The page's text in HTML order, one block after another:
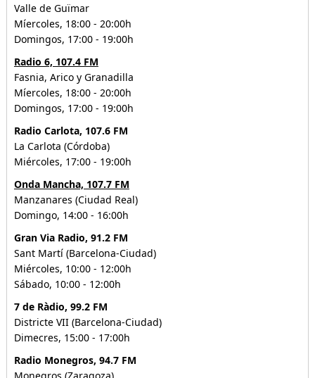
Valle de Guïmar
Míercoles, 18:00 - 20:00h
Domingos, 17:00 - 19:00h
Radio 6, 107.4 FM
Fasnia, Arico y Granadilla
Míercoles, 18:00 - 20:00h
Domingos, 17:00 - 19:00h
Radio Carlota, 107.6 FM
La Carlota (Córdoba)
Miércoles, 17:00 - 19:00h
Onda Mancha, 107.7 FM
Manzanares (Ciudad Real)
Domingo, 14:00 - 16:00h
Gran Via Radio, 91.2 FM
Sant Martí (Barcelona-Ciudad)
Miércoles, 10:00 - 12:00h
Sábado, 10:00 - 12:00h
7 de Ràdio, 99.2 FM
Districte VII (Barcelona-Ciudad)
Dimecres, 15:00 - 17:00h
Radio Monegros, 94.7 FM
Monegros (Zaragoza)